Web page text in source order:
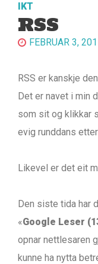
IKT
RSS
FEBRUAR 3,
RSS er kanskje
Det er navet i min
som sit og klikkar
evig runddans
Likevel er det eit
Den siste tida har
«Google Leser
opnar nettlesaren
kunne ha nytta